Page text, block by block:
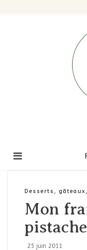
Desserts,
Mon
pistache
25 juin 2011